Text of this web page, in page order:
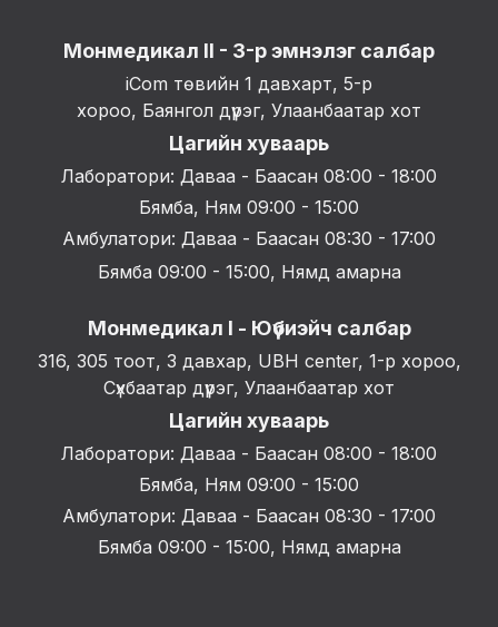
Монмедикал II - 3-р эмнэлэг салбар
iCom төвийн 1 давхарт, 5-р
хороо, Баянгол дүүрэг, Улаанбаатар хот
Цагийн хуваарь
Лаборатори: Даваа - Баасан 08:00 - 18:00
Бямба, Ням 09:00 - 15:00
Амбулатори: Даваа - Баасан 08:30 - 17:00
Бямба 09:00 - 15:00, Нямд амарна
Монмедикал I - Юүбиэйч салбар
316, 305 тоот, 3 давхар, UBH center, 1-р хороо,
Сүхбаатар дүүрэг, Улаанбаатар хот
Цагийн хуваарь
Лаборатори: Даваа - Баасан 08:00 - 18:00
Бямба, Ням 09:00 - 15:00
Амбулатори: Даваа - Баасан 08:30 - 17:00
Бямба 09:00 - 15:00, Нямд амарна